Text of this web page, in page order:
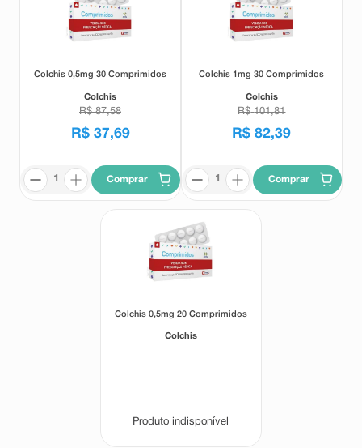
Colchis 0,5mg 30 Comprimidos
Colchis
R$ 87,58
R$ 37,69
Comprar
Colchis 1mg 30 Comprimidos
Colchis
R$ 101,81
R$ 82,39
Comprar
Colchis 0,5mg 20 Comprimidos
Colchis
Produto indisponível